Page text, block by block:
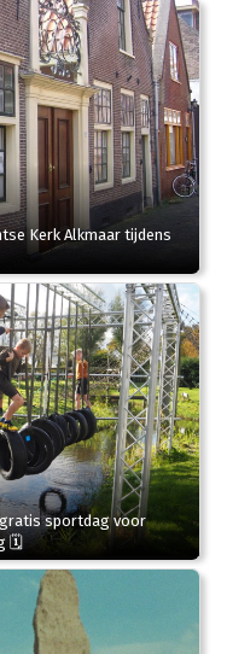
Kerk Alkmaar tijdens
gratis sportdag voor
🗓